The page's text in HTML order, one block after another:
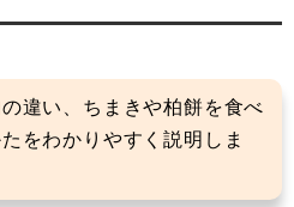
違い、ちまきや柏餅を食べ
をわかりやすく説明しま